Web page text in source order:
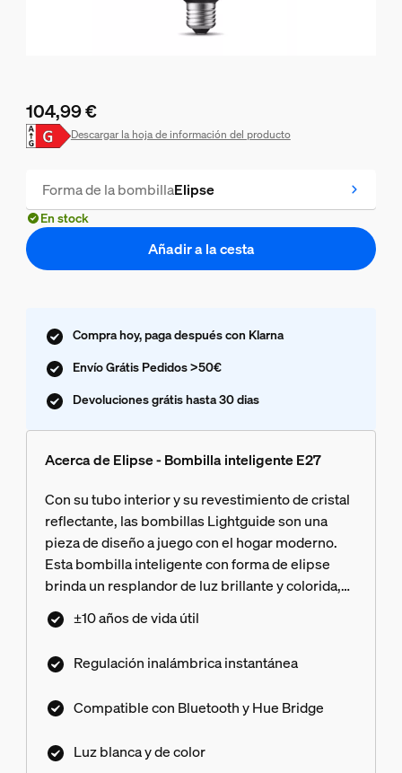
El precio actual es 104,99 €
104,99 €
Descargar la hoja de información del producto
Forma de la bombillaElipse
En stock
Añadir a la cesta
Compra hoy, paga después con Klarna
Envío Grátis Pedidos >50€
Devoluciones grátis hasta 30 dias
Acerca de Elipse - Bombilla inteligente E27
Con su tubo interior y su revestimiento de cristal
reflectante, las bombillas Lightguide son una
pieza de diseño a juego con el hogar moderno.
Esta bombilla inteligente con forma de elipse
brinda un resplandor de luz brillante y colorida,
que puedes regular al nivel perfecto.
±10 años de vida útil
Regulación inalámbrica instantánea
Compatible con Bluetooth y Hue Bridge
Luz blanca y de color